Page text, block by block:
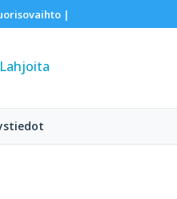
|
Lahjoita